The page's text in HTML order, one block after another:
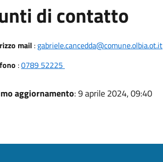
di contatto
mail: gabriele.cancedda@comune.olbia.ot.it
:0789 52225
aggiornamento: 9 aprile 2024, 09:40